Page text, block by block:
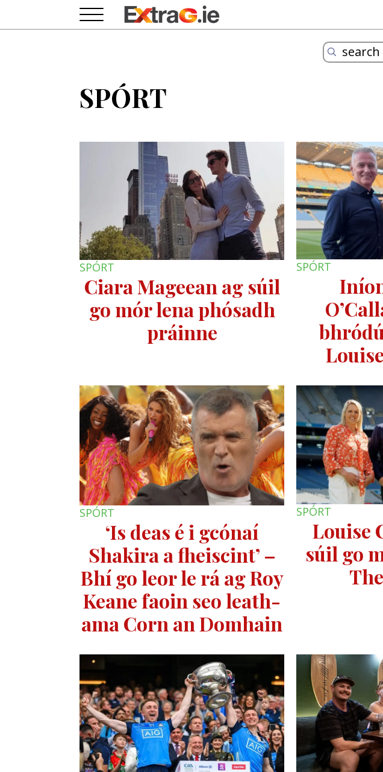
SPÓRT
SPÓRT
Ciara Mageean ag súil
go mór lena phósadh
práinne
SPÓRT
SPÓRT
‘Is deas é i gcónaí
Shakira a fheiscint’ –
Bhí go leor le rá ag Roy
Keane faoin seo leath-
ama Corn an Domhain
SPÓRT
Louise
súil go